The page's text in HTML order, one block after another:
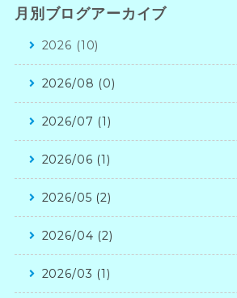
月別ブログアーカイブ
2026 (10)
2026/08 (0)
2026/07 (1)
2026/06 (1)
2026/05 (2)
2026/04 (2)
2026/03 (1)